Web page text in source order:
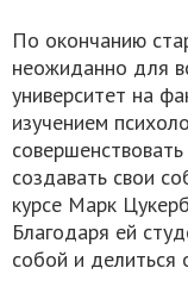
По окончанию
неожиданно для
университет на
изучением
создавать свои
курсе Марк
Благодаря ей
собой и делиться